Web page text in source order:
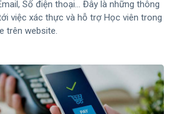
Số điện thoại... Đây là những thông
việc xác thực và hỗ trợ Học viên trong
trên website.